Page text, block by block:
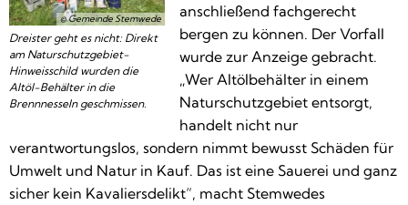
© Gemeinde Stemwede
Dreister geht es nicht: Direkt
am Naturschutzgebiet-
Hinweisschild wurden die
Altöl-Behälter in die
Brennnesseln geschmissen.
anschließend fachgerecht
bergen zu können. Der Vorfall
wurde zur Anzeige gebracht.
„Wer Altölbehälter in einem
Naturschutzgebiet entsorgt,
handelt nicht nur
verantwortungslos, sondern nimmt bewusst Schäden für
Umwelt und Natur in Kauf. Das ist eine Sauerei und ganz
sicher kein Kavaliersdelikt“, macht Stemwedes